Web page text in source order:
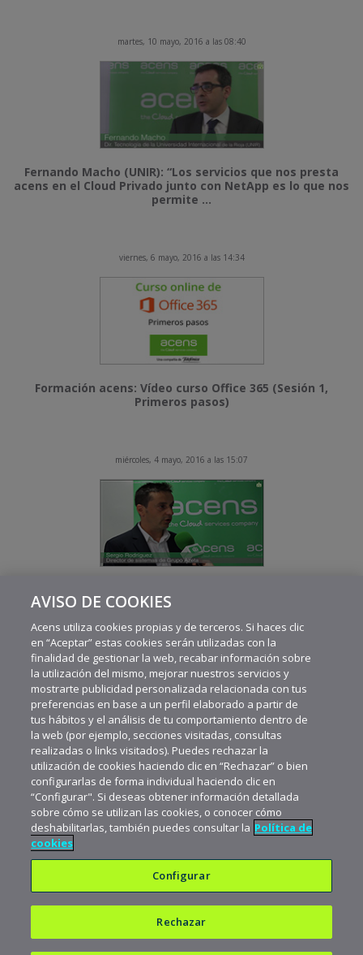
martes, 10 mayo, 2016 a las 08:40
Fernando Macho (UNIR): “Los servicios que nos presta
acens en el Cloud Privado junto con NetApp es lo que nos
permite ...
viernes, 6 mayo, 2016 a las 14:34
Formación acens: Vídeo curso Office 365 (Sesión 1,
Primeros pasos)
miércoles, 4 mayo, 2016 a las 15:07
aporta la flexibilidad de poder construir proyectos de
Política de privacidad
Política de cookies
AVISO DE COOKIES
Acens utiliza cookies propias y de terceros. Si haces clic
en “Aceptar” estas cookies serán utilizadas con la
finalidad de gestionar la web, recabar información sobre
la utilización del mismo, mejorar nuestros servicios y
mostrarte publicidad personalizada relacionada con tus
preferencias en base a un perfil elaborado a partir de
tus hábitos y el análisis de tu comportamiento dentro de
la web (por ejemplo, secciones visitadas, consultas
realizadas o links visitados). Puedes rechazar la
utilización de cookies haciendo clic en “Rechazar” o bien
configurarlas de forma individual haciendo clic en
“Configurar". Si deseas obtener información detallada
sobre cómo se utilizan las cookies, o conocer cómo
deshabilitarlas, también puedes consultar la Política de
cookies
Configurar
Rechazar